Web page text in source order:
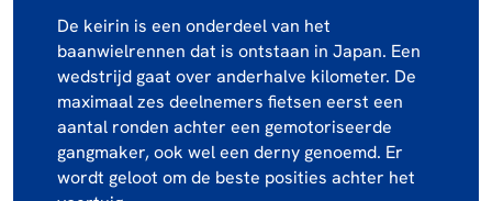
De keirin is een onderdeel van het
baanwielrennen dat is ontstaan in Japan. Een
wedstrijd gaat over anderhalve kilometer. De
maximaal zes deelnemers fietsen eerst een
aantal ronden achter een gemotoriseerde
gangmaker, ook wel een derny genoemd. Er
wordt geloot om de beste posities achter het